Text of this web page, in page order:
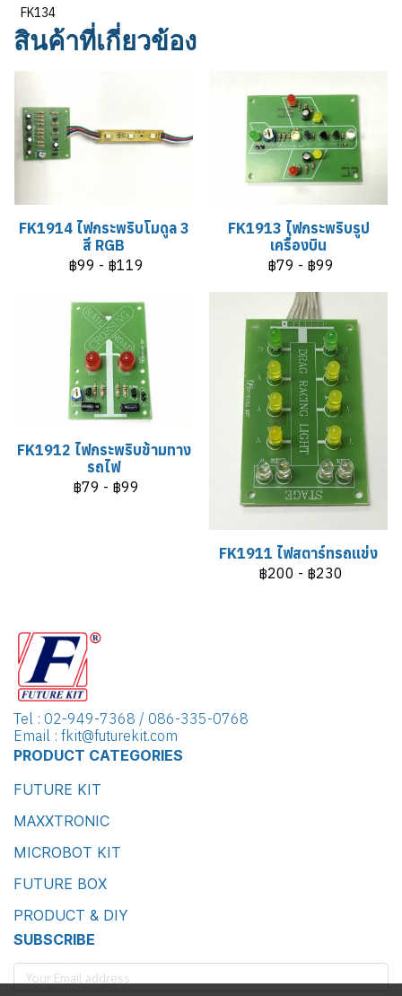
FK134
สินค้าที่เกี่ยวข้อง
FK1914 ไฟกระพริบโมดูล 3
สี RGB
฿99 - ฿119
FK1913 ไฟกระพริบรูป
เครื่องบิน
฿79 - ฿99
FK1912 ไฟกระพริบข้ามทาง
รถไฟ
฿79 - ฿99
FK1911 ไฟสตาร์ทรถแข่ง
฿200 - ฿230
Tel : 02-949-7368 / 086-335-0768
Email : fkit@futurekit.com
PRODUCT CATEGORIES
FUTURE KIT
MAXXTRONIC
MICROBOT KIT
FUTURE BOX
PRODUCT & DIY
SUBSCRIBE